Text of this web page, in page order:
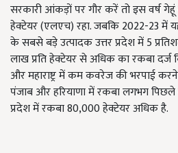
सरकारी आंकड़ों पर गौर करें तो इस वर्ष
हेक्टेयर (एलएच) रहा. जबकि 2022-23 में
के सबसे बड़े उत्पादक उत्तर प्रदेश में 5
लाख प्रति हेक्टेयर से अधिक का रकबा दर्ज
और महाराष्ट्र में कम कवरेज की भरपाई करने
पंजाब और हरियाणा में रकबा लगभग
प्रदेश में रकबा 80,000 हेक्टेयर अधिक है.